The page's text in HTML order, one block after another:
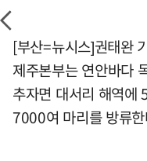
[부산=뉴시스]권태완
제주본부는 연안바다
추자면 대서리 해역에
7000여 마리를 방류